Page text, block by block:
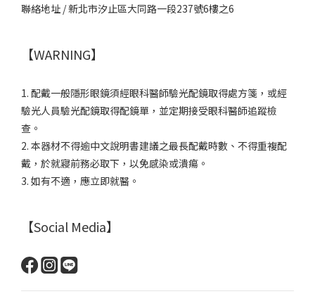
聯絡地址 / 新北市汐止區大同路一段237號6樓之6
【WARNING】
1. 配戴一般隱形眼鏡須經眼科醫師驗光配鏡取得處方箋，或經
驗光人員驗光配鏡取得配鏡單，並定期接受眼科醫師追蹤檢
查。
2. 本器材不得逾中文說明書建議之最長配戴時數、不得重複配
戴，於就寢前務必取下，以免感染或潰瘍。
3. 如有不適，應立即就醫。
【Social Media】